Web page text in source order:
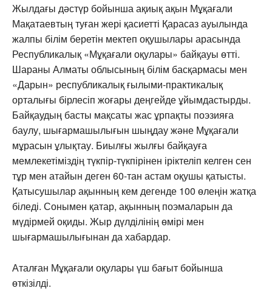
Жылдағы дәстүр бойынша ақиық ақын Мұқағали
Мақатаевтың туған жері қасиетті Қарасаз ауылында
жалпы білім беретін мектеп оқушылары арасында
Республикалық «Мұқағали оқулары» байқауы өтті.
Шараны Алматы облысының білім басқармасы мен
«Дарын» республикалық ғылыми-практикалық
орталығы бірлесіп жоғары деңгейде ұйымдастырды.
Байқаудың басты мақсаты жас ұрпақты поэзияға
баулу, шығармашылығын шыңдау және Мұқағали
мұрасын ұлықтау. Биылғы жылғы байқауға
мемлекетіміздің түкпір-түкпірінен іріктеліп келген сен
тұр мен атайын деген 60-тан астам оқушы қатысты.
Қатысушылар ақынның кем дегенде 100 өлеңін жатқа
біледі. Сонымен қатар, ақынның поэмаларын да
мүдірмей оқиды. Жыр дүлділінің өмірі мен
шығармашылығынан да хабардар.
Аталған Мұқағали оқулары үш бағыт бойынша
өткізілді.